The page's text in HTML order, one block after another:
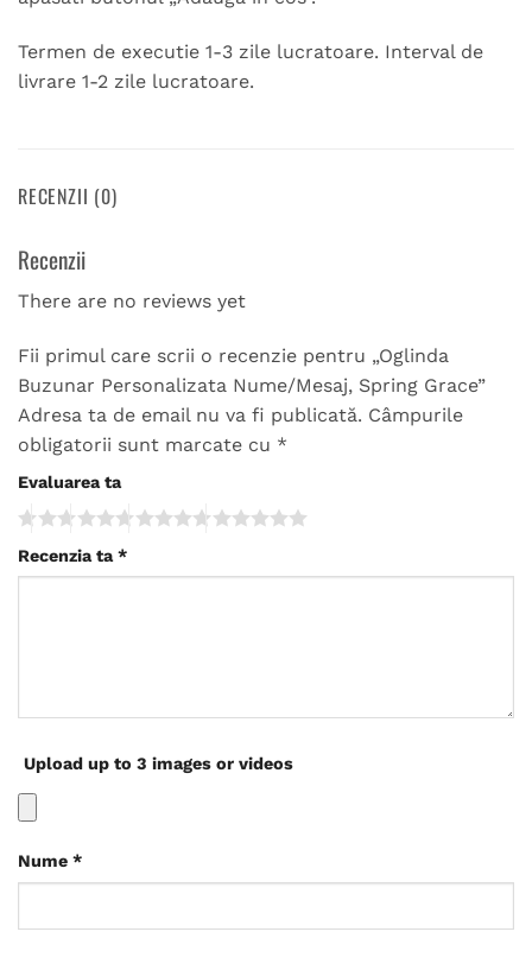
Termen de executie 1-3 zile lucratoare. Interval de
livrare 1-2 zile lucratoare.
RECENZII (0)
Recenzii
There are no reviews yet
Fii primul care scrii o recenzie pentru „Oglinda
Buzunar Personalizata Nume/Mesaj, Spring Grace”
Adresa ta de email nu va fi publicată. Câmpurile
obligatorii sunt marcate cu *
Evaluarea ta
Recenzia ta *
Upload up to 3 images or videos
Nume *